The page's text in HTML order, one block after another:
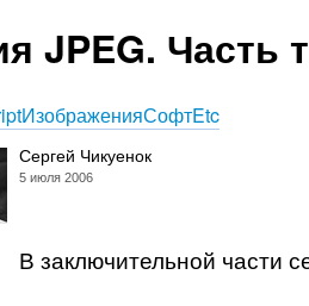
JPEG. Часть
ИзображенияСофтEtc
Сергей Чикуенок
5 июля 2006
В заключительной части